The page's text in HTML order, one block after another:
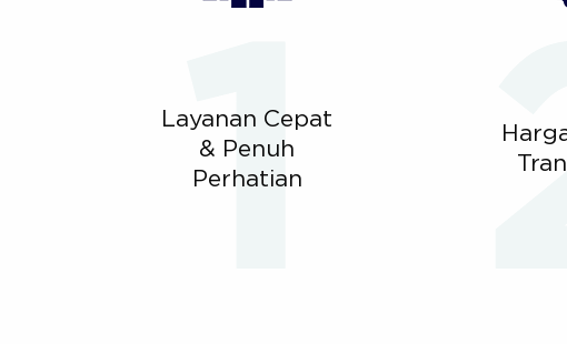
Layanan Cepat
& Penuh
Perhatian